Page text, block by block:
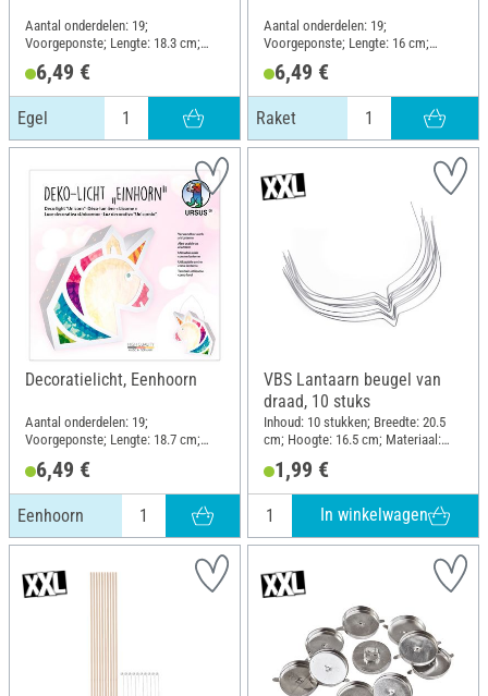
Aantal onderdelen: 19;
Voorgeponste; Lengte: 18.3 cm;
Materiaal: Papier, Metaal
6,49 €
Egel
Aantal onderdelen: 19;
Voorgeponste; Lengte: 16 cm;
Materiaal: Papier, Metaal
6,49 €
Raket
Decoratielicht, Eenhoorn
Aantal onderdelen: 19;
Voorgeponste; Lengte: 18.7 cm;
Materiaal: Papier, Metaal
6,49 €
Eenhoorn
VBS Lantaarn beugel van
draad, 10 stuks
Inhoud: 10 stukken; Breedte: 20.5
cm; Hoogte: 16.5 cm; Materiaal:
1,99 €
In winkelwagen